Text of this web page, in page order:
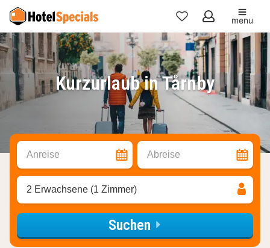
Meine
Favoriten
menu
Kurzurlaub in Tårnby
Anreise Abreise
2 Erwachsene (1 Zimmer)
Suchen